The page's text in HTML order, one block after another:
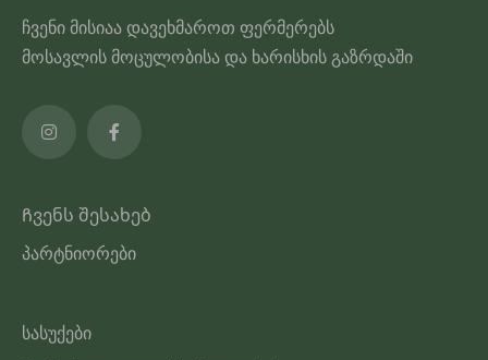
გვერდზე
ჩვენი მისიაა დავეხმაროთ ფერმერებს
მოსავლის მოცულობისა და ხარისხის გაზრდაში
Ჩვენს შესახებ
პარტნიორები
სასუქები